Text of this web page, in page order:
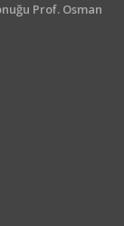
Prof. Osman